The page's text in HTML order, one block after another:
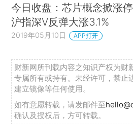
今日收盘：芯片概念掀涨
沪指深V反弹大涨3.1%
2019年05月10日 APP打开
财新网所刊载内容之知识产权为财
专属所有或持有。未经许可，禁止
建立镜像等任何使用。
如有意愿转载，请发邮件至
确认及授权后，方可转载。